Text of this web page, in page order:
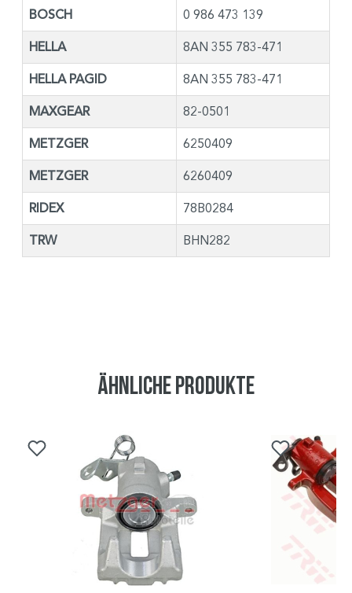
BOSCH 0 986 473 139
HELLA 8AN 355 783-471
HELLA PAGID 8AN 355 783-471
MAXGEAR 82-0501
METZGER 6250409
METZGER 6260409
RIDEX 78B0284
TRW BHN282
Ähnliche Produkte